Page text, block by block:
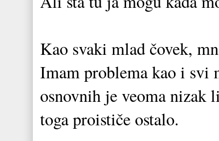
Kao svaki mlad čovek,
Imam problema kao i svi
osnovnih je veoma nizak
toga proističe ostalo.